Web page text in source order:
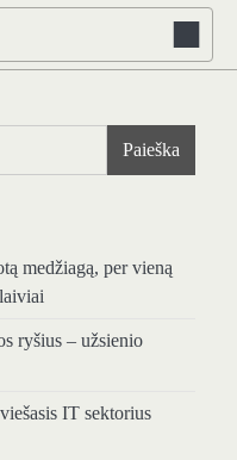
Paieška
medžiagą, per vieną
ryšius – užsienio
IT sektorius